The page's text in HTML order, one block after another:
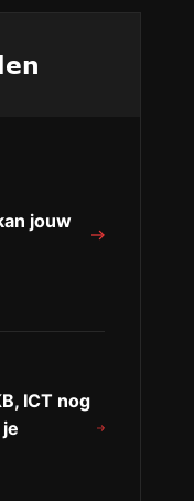
jouw
ICT nog